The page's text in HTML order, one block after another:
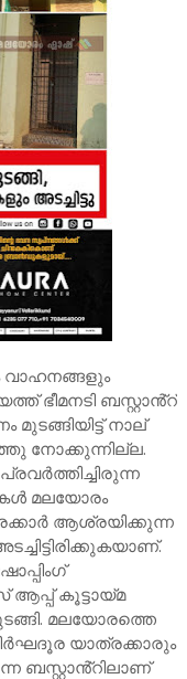
വാഹനങ്ങളും
ഭീമനടി ബസ്റ്റാൻ്റ്
നാല്
നോക്കുന്നില്ല.
മലയോരം
ആശ്രയിക്കുന്ന
കൂട്ടായ്മ
മലയോരത്തെ
യാത്രക്കാരും
ബസ്റ്റാൻ്റിലാണ്